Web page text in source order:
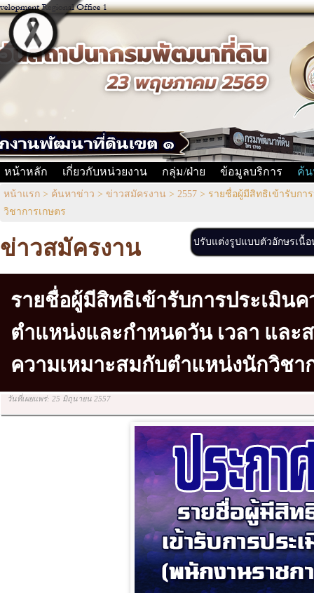
หน้าหลัก เกี่ยวกับหน่วยงาน กลุ่ม/ฝ่าย ข้อมูลบริการ ค้น
หน้าแรก > ค้นหาข่าว > ข่าวสมัครงาน > 2557 > รายชื่อผู้มีสิทธิเข้ารับกา
วิชาการเกษตร
ข่าวสมัครงาน
รายชื่อผู้มีสิทธิเข้ารับการประเมิน
ตำแหน่งและกำหนดวัน เวลา และ
ความเหมาะสมกับตำแหน่งนักวิชา
วันที่เผยแพร่: 25 มิถุนายน 2557
ปรับแต่งรูปแบบตัวอักษรเ